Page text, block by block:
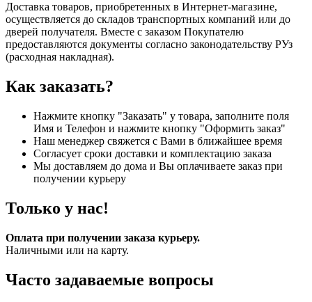
Доставка товаров, приобретенных в Интернет-магазине,
осуществляется до складов транспортных компаний или до
дверей получателя. Вместе с заказом Покупателю
предоставляются документы согласно законодательству РУз
(расходная накладная).
Как заказать?
Нажмите кнопку "Заказать" у товара, заполните поля
Имя и Телефон и нажмите кнопку "Оформить заказ"
Наш менеджер свяжется с Вами в ближайшее время
Согласует сроки доставки и комплектацию заказа
Мы доставляем до дома и Вы оплачиваете заказ при
получении курьеру
Только у нас!
Оплата при получении заказа курьеру.
Наличными или на карту.
Часто задаваемые вопросы